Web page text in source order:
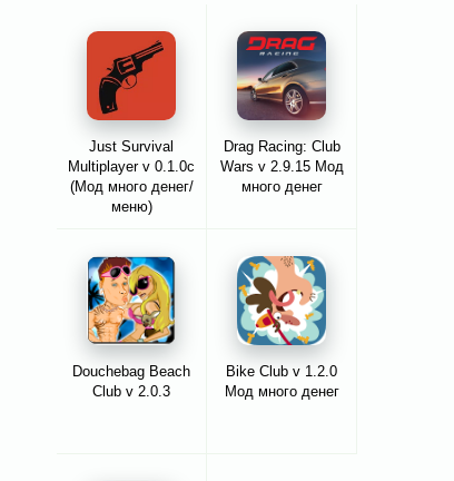
Just Survival
Multiplayer v 0.1.0c
(Мод много денег/
меню)
Drag Racing: Club
Wars v 2.9.15 Мод
много денег
Douchebag Beach
Club v 2.0.3
Bike Club v 1.2.0
Мод много денег